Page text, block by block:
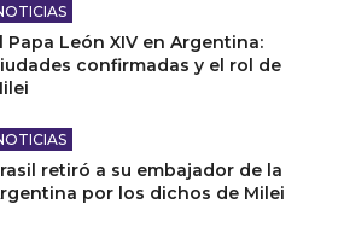
Papa León XIV en Argentina:
confirmadas y el rol de
retiró a su embajador de la
por los dichos de Milei